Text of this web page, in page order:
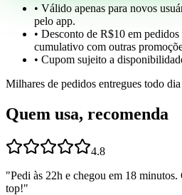
• Válido apenas para novos
pelo app.
• Desconto de R$10 em
cumulativo com outras
• Cupom sujeito a
Milhares de pedidos entregues todo dia
Quem usa, recomenda
4.8
"Pedi às 22h e chegou em 18
top!"